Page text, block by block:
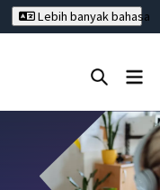
Lebih banyak bahasa
Tutup carian ✖